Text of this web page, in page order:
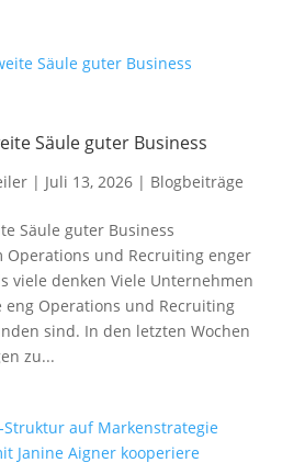
Säule guter Business
| Juli 13, 2026| Blogbeiträge
Säule guter Business
Operations und Recruiting enger
viele denken Viele Unternehmen
eng Operations und Recruiting
sind. In den letzten Wochen
zu...